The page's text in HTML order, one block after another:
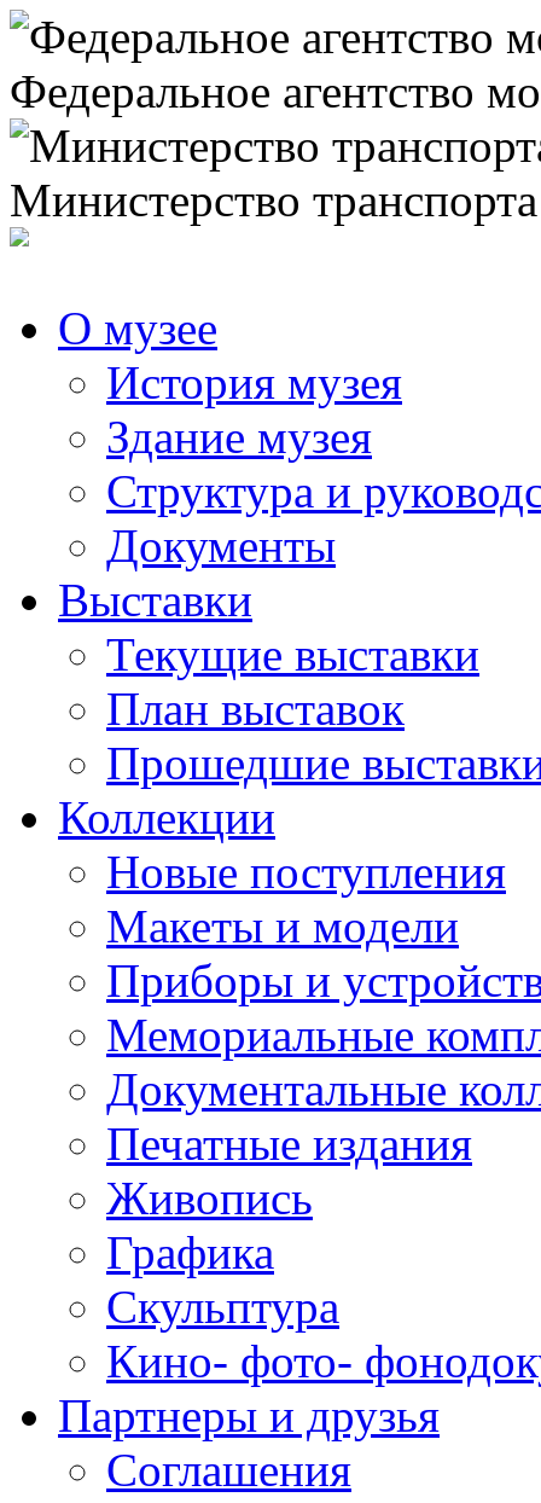
Федеральное агентство
Министерство
О музее
История музея
Здание музея
Структура и
Документы
Выставки
Текущие выставки
План выставок
Прошедшие
Коллекции
Новые поступления
Макеты и модели
Приборы и
Мемориальные
Документальные
Печатные издания
Живопись
Графика
Скульптура
Кино- фото-
Партнеры и друзья
Соглашения